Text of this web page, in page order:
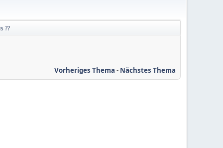
??
Vorheriges Thema - Nächstes Thema